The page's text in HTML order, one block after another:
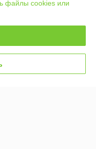
файлы cookies или